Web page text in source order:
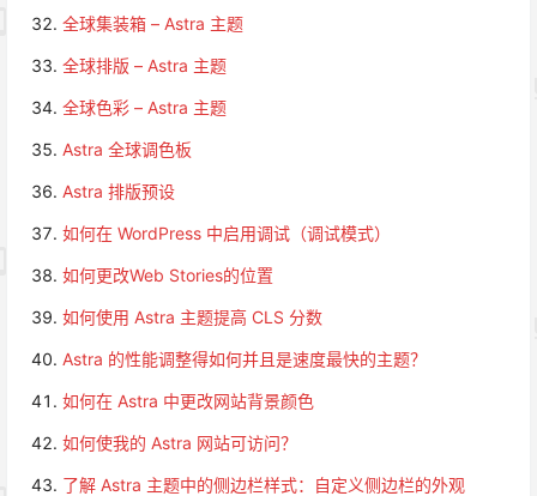
全球集装箱 – Astra 主题
全球排版 – Astra 主题
全球色彩 – Astra 主题
Astra 全球调色板
Astra 排版预设
如何在 WordPress 中启用调试（调试模式）
如何更改Web Stories的位置
如何使用 Astra 主题提高 CLS 分数
Astra 的性能调整得如何并且是速度最快的主题？
如何在 Astra 中更改网站背景颜色
如何使我的 Astra 网站可访问？
了解 Astra 主题中的侧边栏样式：自定义侧边栏的外观